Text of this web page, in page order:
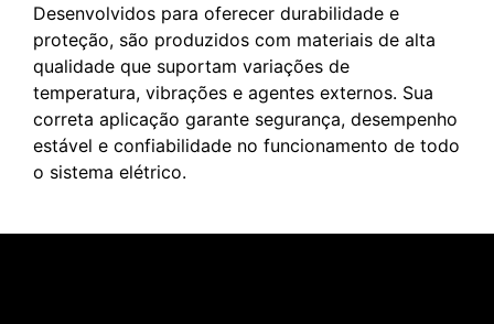
Desenvolvidos para oferecer durabilidade e
proteção, são produzidos com materiais de alta
qualidade que suportam variações de
temperatura, vibrações e agentes externos. Sua
correta aplicação garante segurança, desempenho
estável e confiabilidade no funcionamento de todo
o sistema elétrico.